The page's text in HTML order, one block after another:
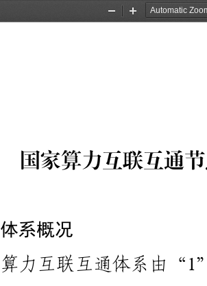
Zoom
Zoom
国家算力互联互通节
体系概况
算 力 互联 互通体系 由 “ 1 ”